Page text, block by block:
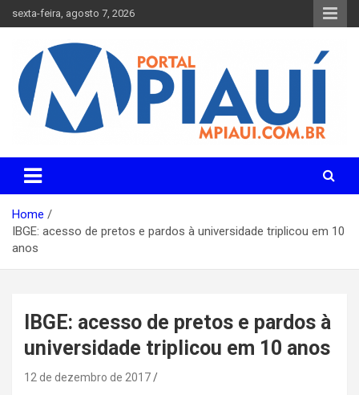
to
sexta-feira, agosto 7, 2026
Portal MPiauí
Parnaíba
Home
IBGE: acesso de pretos e pardos à universidade triplicou em 10
anos
IBGE: acesso de pretos e pardos à
universidade triplicou em 10 anos
12 de dezembro de 2017